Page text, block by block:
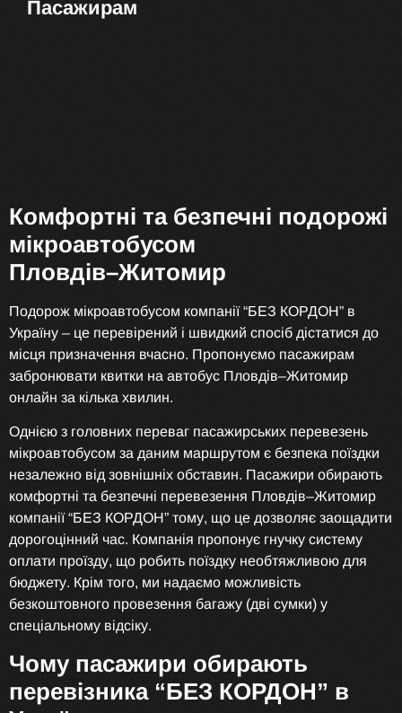
Пасажирам
Комфортні та безпечні подорожі
мікроавтобусом
Пловдів–Житомир
Подорож мікроавтобусом компанії “БЕЗ КОРДОН” в
Україну – це перевірений і швидкий спосіб дістатися до
місця призначення вчасно. Пропонуємо пасажирам
забронювати квитки на автобус Пловдів–Житомир
онлайн за кілька хвилин.
Однією з головних переваг пасажирських перевезень
мікроавтобусом за даним маршрутом є безпека поїздки
незалежно від зовнішніх обставин. Пасажири обирають
комфортні та безпечні перевезення Пловдів–Житомир
компанії “БЕЗ КОРДОН” тому, що це дозволяє заощадити
дорогоцінний час. Компанія пропонує гнучку систему
оплати проїзду, що робить поїздку необтяжливою для
бюджету. Крім того, ми надаємо можливість
безкоштовного провезення багажу (дві сумки) у
спеціальному відсіку.
Чому пасажири обирають
перевізника “БЕЗ КОРДОН” в